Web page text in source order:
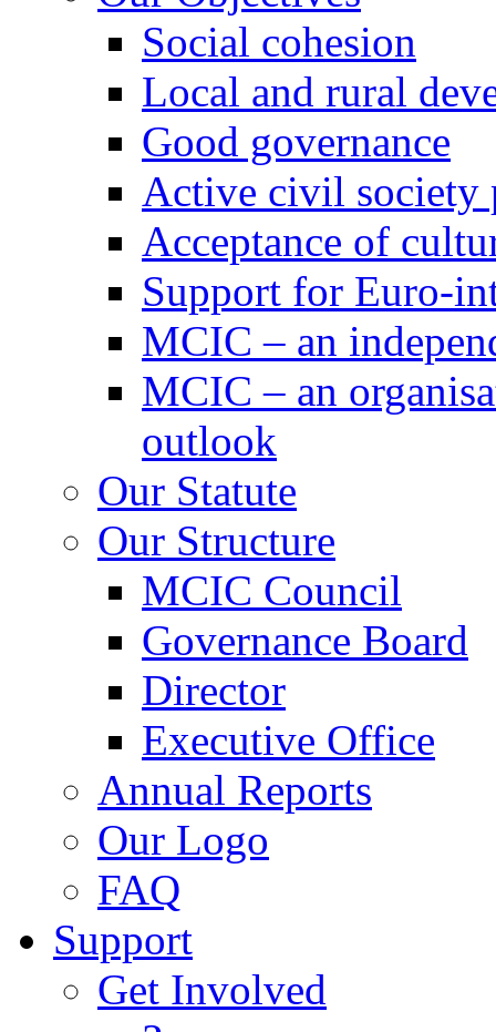
Social cohesion
Local and rural
Good governance
Active civil society
Acceptance of
Support for Euro-
MCIC – an
MCIC – an
outlook
Our Statute
Our Structure
MCIC Council
Governance Board
Director
Executive Office
Annual Reports
Our Logo
FAQ
Support
Get Involved